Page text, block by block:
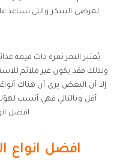
لمرضى السكر والتي تساعد
يُعتبر التمر ثمرة ذات قيمة
ولذلك فقد يكون غير ملائم
إلا أن البعض يرى أن هناك
أقل وبالتالي فهي أنسب
افضل
افضل انواع